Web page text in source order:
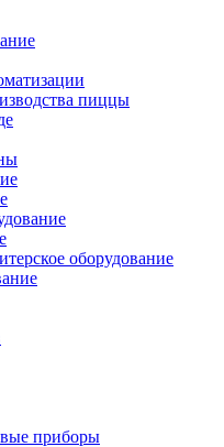
пиццы
оборудование
приборы